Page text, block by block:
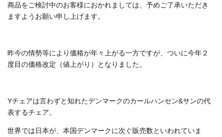
商品をご検討中のお客様におかれましては、予めご了承いただき
ますようお願い申し上げます。
昨今の情勢等により価格が年々上がる一方ですが、ついに今年２
度目の価格改定（値上がり）となりました。
Yチェアは言わずと知れたデンマークのカールハンセン&サンの代
表するチェア。
世界では日本が、本国デンマークに次ぐ販売数といわれていま